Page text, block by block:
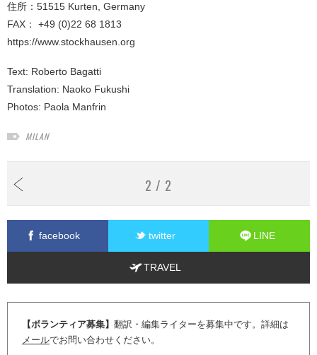
住所：51515 Kurten, Germany
FAX： +49 (0)22 68 1813
https://www.stockhausen.org
Text: Roberto Bagatti
Translation: Naoko Fukushi
Photos: Paola Manfrin
MILAN
2 / 2
facebook twitter LINE
TRAVEL
【ボランティア募集】 翻訳・編集ライターを募集中です。詳細は
メールでお問い合わせください。